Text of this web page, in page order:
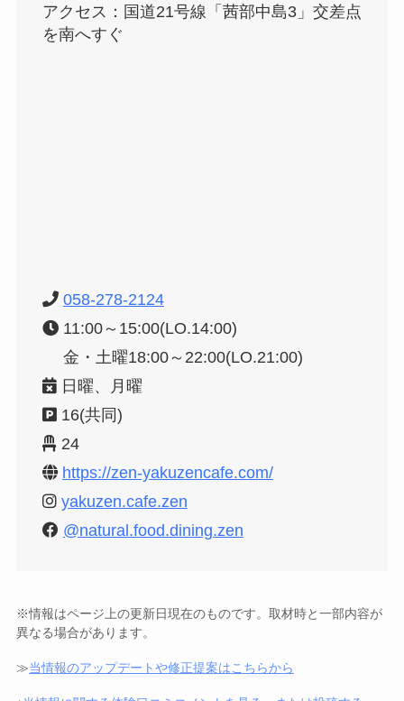
アクセス：国道21号線「茜部中島3」交差点
を南へすぐ
058-278-2124
11:00～15:00(LO.14:00)
金・土曜18:00～22:00(LO.21:00)
日曜、月曜
16(共同)
24
https://zen-yakuzencafe.com/
yakuzen.cafe.zen
@natural.food.dining.zen
※情報はページ上の更新日現在のものです。取材時と一部内容が
異なる場合があります。
≫当情報のアップデートや修正提案はこちらから